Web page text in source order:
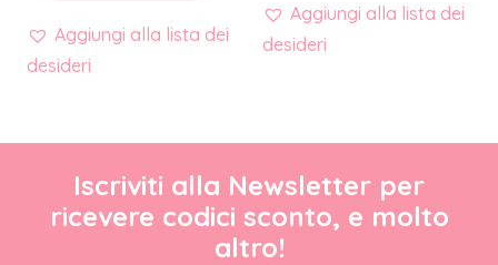
Aggiungi alla lista dei
desideri
Aggiungi alla lista dei
desideri
Iscriviti alla Newsletter per
ricevere codici sconto, e molto
altro!